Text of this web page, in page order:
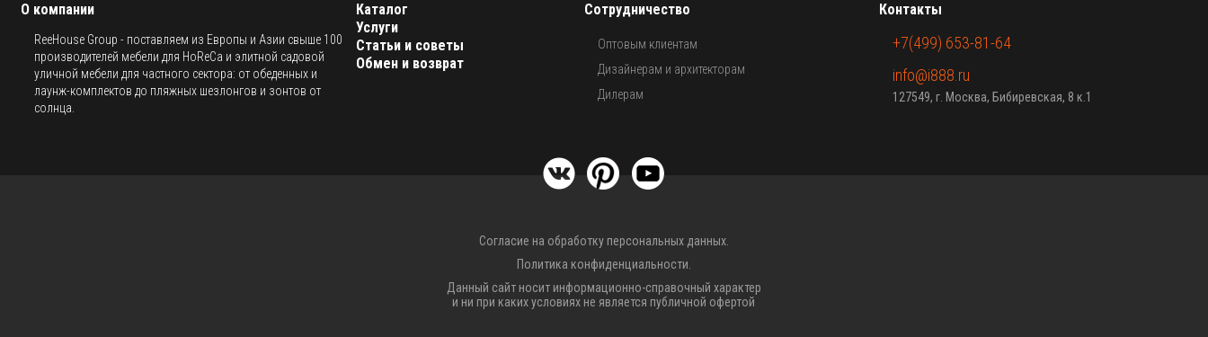
О компании
ReeHouse Group - поставляем из Европы и Азии свыше 100
производителей мебели для HoReCa и элитной садовой
уличной мебели для частного сектора: от обеденных и
лаунж-комплектов до пляжных шезлонгов и зонтов от
солнца.
Каталог
Услуги
Статьи и советы
Обмен и возврат
Сотрудничество
Оптовым клиентам
Дизайнерам и архитекторам
Дилерам
Контакты
+7(499) 653-81-64
info@i888.ru
127549, г. Москва, Бибиревская, 8 к.1
Согласие на обработку персональных данных.
Политика конфиденциальности.
Данный сайт носит информационно-справочный характер
и ни при каких условиях не является публичной офертой